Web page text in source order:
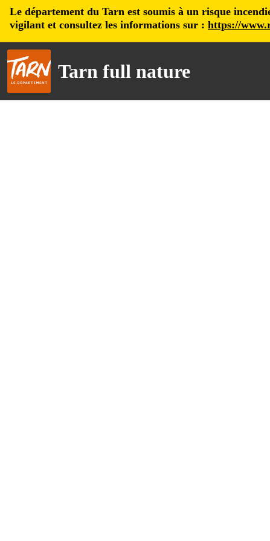
Le département du Tarn est soumis à un risque
vigilant et consultez les informations sur : https://
Tarn full nature